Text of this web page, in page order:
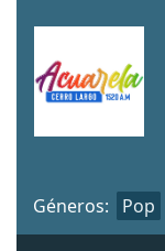
Géneros: Pop